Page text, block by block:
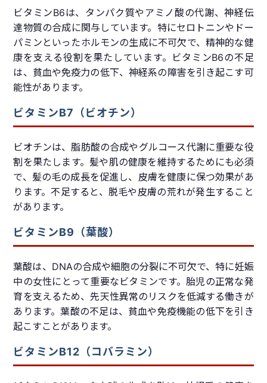
ビタミンB6は、タンパク質やアミノ酸の代謝、神経伝
達物質の合成に関与しています。特にセロトニンやドー
パミンといったホルモンの生成に不可欠で、精神的な健
康を支える役割を果たしています。ビタミンB6の不足
は、貧血や免疫力の低下、神経系の障害を引き起こす可
能性があります。
ビタミンB7（ビオチン）
ビオチンは、脂肪酸の合成やグルコース代謝に重要な役
割を果たします。髪や肌の健康を維持するためにも必須
で、髪の毛の成長を促進し、皮膚を健康に保つ効果があ
ります。不足すると、脱毛や皮膚の荒れが発生すること
があります。
ビタミンB9（葉酸）
葉酸は、DNAの合成や細胞の分裂に不可欠で、特に妊娠
中の女性にとって重要なビタミンです。胎児の正常な発
育を支えるため、先天性異常のリスクを低減する働きが
あります。葉酸の不足は、貧血や免疫機能の低下を引き
起こすことがあります。
ビタミンB12（コバラミン）